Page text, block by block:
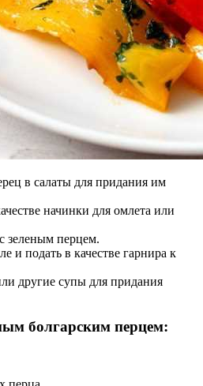
в салаты для придания им
начинки для омлета или
зеленым перцем.
и подать в качестве гарнира к
другие супы для придания
болгарским перцем: